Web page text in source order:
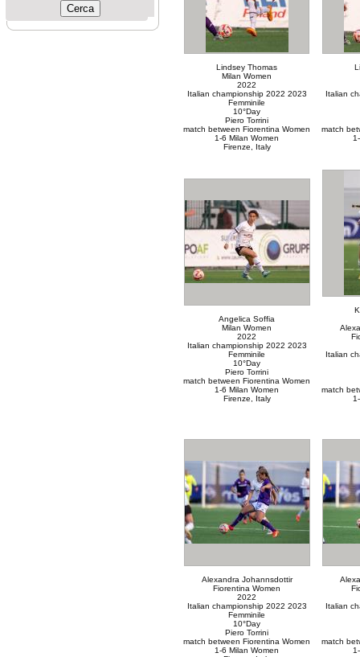
Lindsey Thomas
Milan Women
2022
Italian championship 2022 2023
Femminile
10°Day
Piero Torrini
match between Fiorentina Women
1-6 Milan Women
Firenze, Italy
Italian
match
Angelica Soffia
Milan Women
2022
Italian championship 2022 2023
Femminile
10°Day
Piero Torrini
match between Fiorentina Women
1-6 Milan Women
Firenze, Italy
Italian
match
Alexandra Johannsdottir
Fiorentina Women
2022
Italian championship 2022 2023
Femminile
10°Day
Piero Torrini
match between Fiorentina Women
1-6 Milan Women
Italian
match